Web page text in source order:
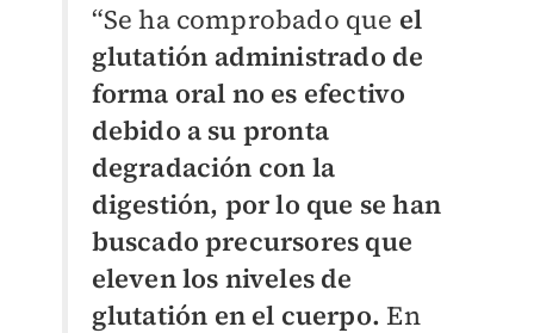
“Se ha comprobado que el
glutatión administrado de
forma oral no es efectivo
debido a su pronta
degradación con la
digestión, por lo que se han
buscado precursores que
eleven los niveles de
glutatión en el cuerpo. En